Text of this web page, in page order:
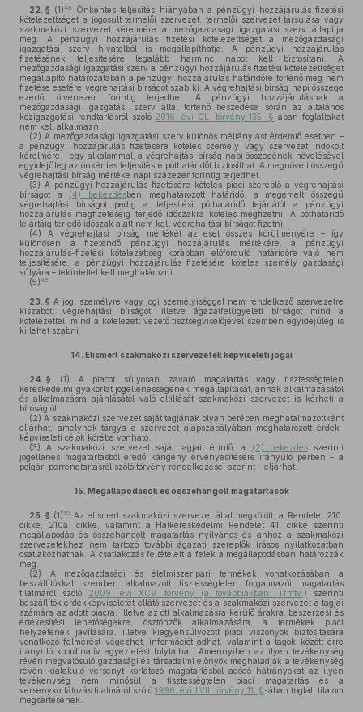
22. § (1)48
Önkéntes teljesítés hiányában a pénzügyi hozzájárulás fizetési
kötelezettséget a jogosult termelői szervezet, termelői szervezet társulása vagy
szakmaközi szervezet kérelmére a mezőgazdasági igazgatási szerv állapítja
meg. A pénzügyi hozzájárulás fizetési kötelezettséget a mezőgazdasági
igazgatási szerv hivatalból is megállapíthatja. A pénzügyi hozzájárulás
fizetésének teljesítésére legalább harminc napot kell biztosítani. A
mezőgazdasági igazgatási szerv a pénzügyi hozzájárulás fizetési kötelezettséget
megállapító határozatában a pénzügyi hozzájárulás határidőre történő meg nem
fizetése esetére végrehajtási bírságot szab ki. A végrehajtási bírság napi összege
ezertől ötvenezer forintig terjedhet. A pénzügyi hozzájárulásnak a
mezőgazdasági igazgatási szerv által történő beszedése során az általános
közigazgatási rendtartásról szóló 2016. évi CL. törvény 135. §-ában foglaltakat
nem kell alkalmazni.
(2) A mezőgazdasági igazgatási szerv különös méltánylást érdemlő esetben –
a pénzügyi hozzájárulás fizetésére köteles személy vagy szervezet indokolt
kérelmére – egy alkalommal, a végrehajtási bírság napi összegének növelésével
egyidejűleg az önkéntes teljesítésre póthatáridőt biztosíthat. A megnövelt összegű
végrehajtási bírság mértéke napi százezer forintig terjedhet.
(3) A pénzügyi hozzájárulás fizetésére köteles piaci szereplő a végrehajtási
bírságot a (4) bekezdésben meghatározott határidő, a megemelt összegű
végrehajtási bírságot pedig a teljesítési póthatáridő lejártától a pénzügyi
hozzájárulás megfizetéséig terjedő időszakra köteles megfizetni. A póthatáridő
lejártáig terjedő időszak alatt nem kell végrehajtási bírságot fizetni.
(4) A végrehajtási bírság mértékét az eset összes körülményére – így
különösen a fizetendő pénzügyi hozzájárulás mértékére, a pénzügyi
hozzájárulás-fizetési kötelezettség korábban előforduló határidőre való nem
teljesítésére, a pénzügyi hozzájárulás fizetésére köteles személy gazdasági
súlyára – tekintettel kell meghatározni.
(5)49
23. § A jogi személyre vagy jogi személyiséggel nem rendelkező szervezetre
kiszabott végrehajtási bírságot, illetve ágazatfelügyeleti bírságot mind a
kötelezettel, mind a kötelezett vezető tisztségviselőjével szemben egyidejűleg is
ki lehet szabni.
14. Elismert szakmaközi szervezetek képviseleti jogai
24. § (1) A piacot súlyosan zavaró magatartás vagy tisztességtelen
kereskedelmi gyakorlat jogellenességének megállapítását, annak alkalmazásától
és alkalmazásra ajánlásától való eltiltását szakmaközi szervezet is kérheti a
bíróságtól.
(2) A szakmaközi szervezet saját tagjának olyan perében meghatalmazottként
eljárhat, amelynek tárgya a szervezet alapszabályában meghatározott érdek-
képviseleti célok körébe vonható.
(3) A szakmaközi szervezet saját tagjait érintő, a (2) bekezdésszerinti
jogellenes magatartásból eredő kárigény érvényesítésére irányuló perben – a
polgári perrendtartásról szóló törvény rendelkezései szerint – eljárhat.
15. Megállapodások és összehangolt magatartások
25. § (1)50 Az elismert szakmaközi szervezet által megkötött, a Rendelet 210.
cikke, 210a. cikke, valamint a Halkereskedelmi Rendelet 41. cikke szerinti
megállapodás és összehangolt magatartás nyilvános és ahhoz a szakmaközi
szervezetekhez nem tartozó további ágazati szereplők írásos nyilatkozatban
csatlakozhatnak. A csatlakozás feltételeit a felek a megállapodásban határozzák
meg.
(2) A mezőgazdasági és élelmiszeripari termékek vonatkozásában a
beszállítókkal szemben alkalmazott tisztességtelen forgalmazói magatartás
tilalmáról szóló 2009. évi XCV. törvény (a továbbiakban: Tfmtv.) szerinti
beszállítók érdekképviseletét ellátó szervezet és a szakmaközi szervezet a tagjai
számára az adott piacra, illetve az ott alkalmazásra kerülő árakra, beszerzési és
értékesítési lehetőségekre, ösztönzők alkalmazására, a termékek piaci
helyzetének javítására, illetve kiegyensúlyozott piaci viszonyok biztosítására
vonatkozó felmérést végezhet, információt adhat, valamint a tagok között erre
irányuló koordinatív egyeztetést folytathat. Amennyiben az ilyen tevékenység
révén megvalósuló gazdasági és társadalmi előnyök meghaladják a tevékenység
révén kialakuló versenyt korlátozó magatartásból adódó hátrányokat az ilyen
tevékenység nem minősül a tisztességtelen piaci magatartás és a
versenykorlátozás tilalmáról szóló1996. évi LVII. törvény 11. §-ában foglalt tilalom
megsértésének.